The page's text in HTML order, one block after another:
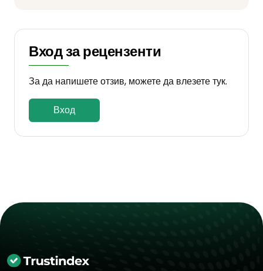
Вход за рецензенти
За да напишете отзив, можете да влезете тук.
Вход